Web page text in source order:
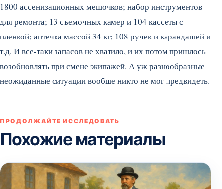
1800 ассенизационных мешочков; набор инструментов
для ремонта; 13 съемочных камер и 104 кассеты с
пленкой; аптечка массой 34 кг; 108 ручек и карандашей и
т.д. И все-таки запасов не хватило, и их потом пришлось
возобновлять при смене экипажей. А уж разнообразные
неожиданные ситуации вообще никто не мог предвидеть.
ПРОДОЛЖАЙТЕ ИССЛЕДОВАТЬ
Похожие материалы